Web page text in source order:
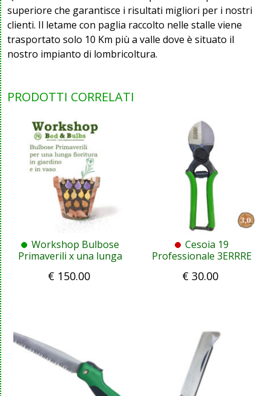
superiore che garantisce i risultati migliori per i nostri
clienti. Il letame con paglia raccolto nelle stalle viene
trasportato solo 10 Km più a valle dove è situato il
nostro impianto di lombricoltura.
PRODOTTI CORRELATI
Workshop Bulbose
Primaverili x una lunga
con B&B)
€150.00
Cesoia 19
Professionale 3ERRRE
€ 30.00